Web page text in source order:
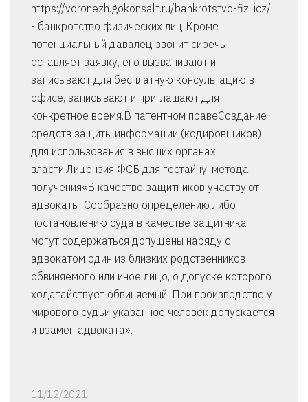
https://voronezh.gokonsalt.ru/bankrotstvo-fiz.licz/
- банкротство физических лиц Кроме
потенциальный давалец звонит сиречь
оставляет заявку, его вызванивают и
записывают для бесплатную консультацию в
офисе, записывают и приглашают для
конкретное время.В патентном правеСоздание
средств защиты информации (кодировщиков)
для использования в высших органах
власти.Лицензия ФСБ для гостайну: метода
получения«В качестве защитников участвуют
адвокаты. Сообразно определению либо
постановлению суда в качестве защитника
могут содержаться допущены наряду с
адвокатом один из близких родственников
обвиняемого или иное лицо, о допуске которого
ходатайствует обвиняемый. При производстве у
мирового судьи указанное человек допускается
и взамен адвоката».
11/12/2021